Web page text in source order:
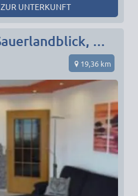
ZUR UNTERKUNFT
Ferienwohnung Sauerlandblick, W-LAN
19,36 km